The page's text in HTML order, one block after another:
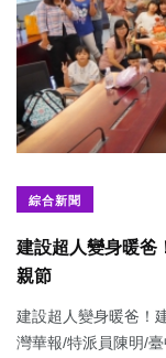
綜合新聞
建設超人變身暖爸
親節
建設超人變身暖爸！
灣華報/特派員陳明/